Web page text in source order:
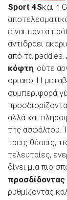
Sport 4Sκαι η
είναι πάντα
αντιδράει
από τα paddles.
κόφτη, ούτε
οριακό. Η
συμπεριφορά
αλλά και
της ασφάλτου.
τρεις θέσεις,
τελευταίες,
δίνει μια πιο
προσδίδοντας
ρυθμίζοντας